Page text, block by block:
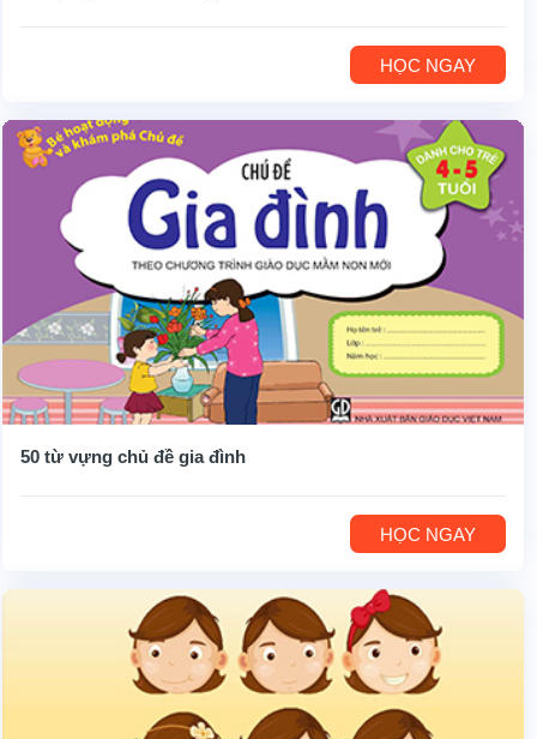
HỌC NGAY
50 từ vựng chủ đề gia đình
HỌC NGAY